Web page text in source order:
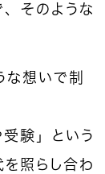
そのような
想いで制
験」という
照らし合わ